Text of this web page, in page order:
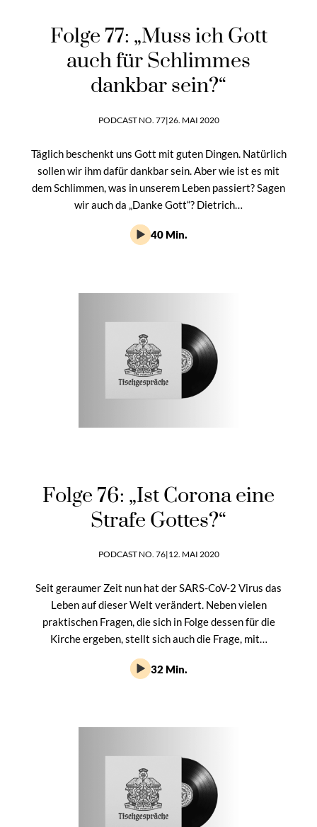
Folge 77: „Muss ich Gott
auch für Schlimmes
dankbar sein?“
PODCAST NO. 77|26. MAI 2020
Täglich beschenkt uns Gott mit guten Dingen. Natürlich
sollen wir ihm dafür dankbar sein. Aber wie ist es mit
dem Schlimmen, was in unserem Leben passiert? Sagen
wir auch da „Danke Gott“? Dietrich…
40 Min.
Folge 76: „Ist Corona eine
Strafe Gottes?“
PODCAST NO. 76|12. MAI 2020
Seit geraumer Zeit nun hat der SARS-CoV-2 Virus das
Leben auf dieser Welt verändert. Neben vielen
praktischen Fragen, die sich in Folge dessen für die
Kirche ergeben, stellt sich auch die Frage, mit…
32 Min.